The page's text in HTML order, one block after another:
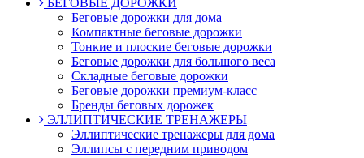
БЕГОВЫЕ ДОРОЖКИ
Беговые дорожки для дома
Компактные беговые дорожки
Тонкие и плоские беговые дорожки
Беговые дорожки для большого веса
Складные беговые дорожки
Беговые дорожки премиум-класс
Бренды беговых дорожек
ЭЛЛИПТИЧЕСКИЕ ТРЕНАЖЕРЫ
Эллиптические тренажеры для дома
Эллипсы с передним приводом